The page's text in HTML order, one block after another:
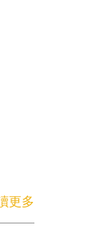
更多